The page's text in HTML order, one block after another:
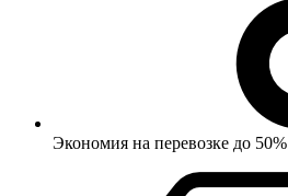
Экономия на перевозке до 50%